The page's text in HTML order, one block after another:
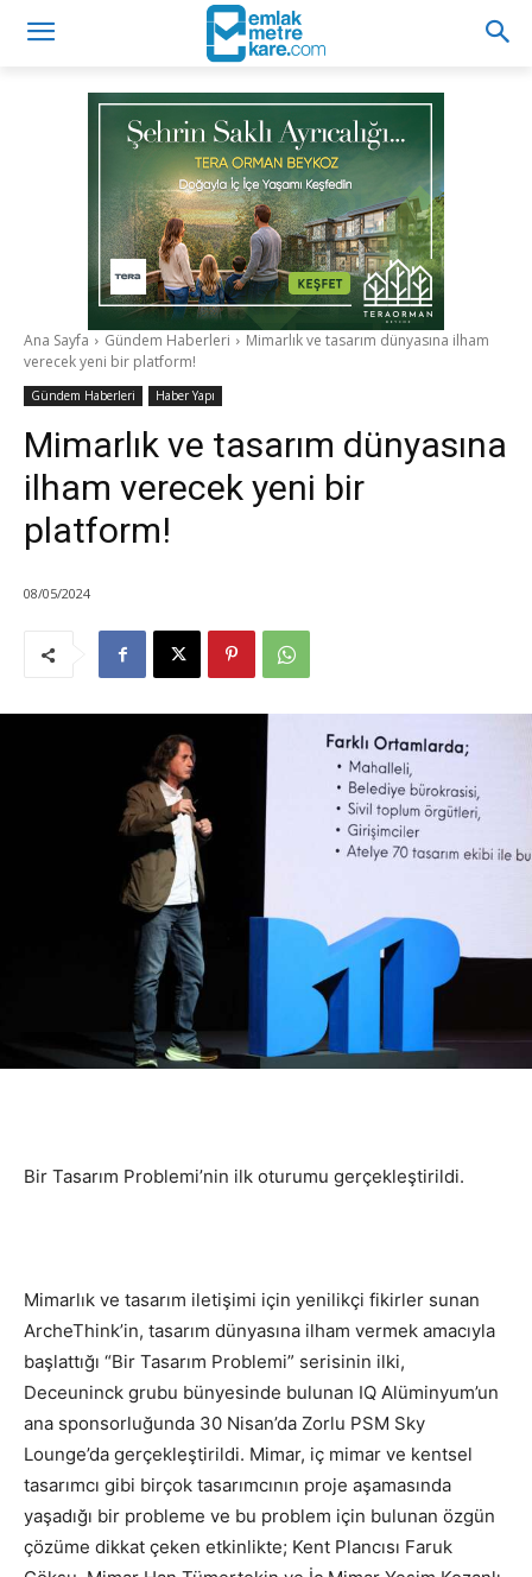
Ana Sayfa Gündem Haberleri
Mimarlık ve tasarım dünyasına ilham
verecek yeni bir platform!
Gündem Haberleri Haber Yapı
Mimarlık ve tasarım dünyasına
ilham verecek yeni bir
platform!
08/05/2024
Bir Tasarım Problemi’nin ilk oturumu gerçekleştirildi.
Mimarlık ve tasarım iletişimi için yenilikçi fikirler sunan
ArcheThink’in, tasarım dünyasına ilham vermek amacıyla
başlattığı “Bir Tasarım Problemi” serisinin ilki,
Deceuninck grubu bünyesinde bulunan IQ Alüminyum’un
ana sponsorluğunda 30 Nisan’da Zorlu PSM Sky
Lounge’da gerçekleştirildi. Mimar, iç mimar ve kentsel
tasarımcı gibi birçok tasarımcının proje aşamasında
yaşadığı bir probleme ve bu problem için bulunan özgün
çözüme dikkat çeken etkinlikte; Kent Plancısı Faruk